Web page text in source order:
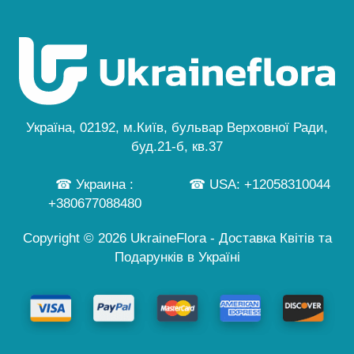
Публічна Оферта
Персональні Дані
Одеса
Дніпро
а також ще 245 міст
Україна, 02192, м.Київ, бульвар Верховної Ради,
буд.21-б, кв.37
☎ Украина :
+380677088480
☎ USA: +12058310044
Copyright © 2026 UkraineFlora - Доставка Квітів та
Подарунків в Україні